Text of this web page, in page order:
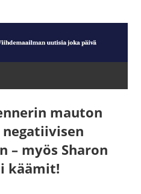
mauton
– myös Sharon
käämit!